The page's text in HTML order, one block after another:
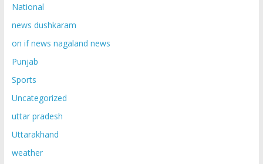
National
news dushkaram
on if news nagaland news
Punjab
Sports
Uncategorized
uttar pradesh
Uttarakhand
weather